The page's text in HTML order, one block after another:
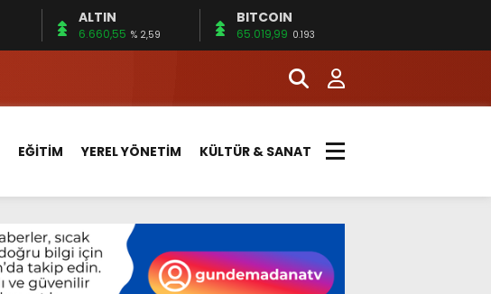
ALTIN
6.660,55 % 2,59
BITCOIN
65.019,99 0.193
EĞİTİM YEREL YÖNETİM KÜLTÜR & SANAT